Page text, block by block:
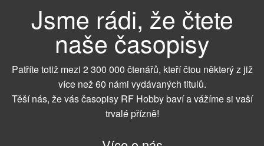
Jsme rádi, že čtete
naše časopisy
Patříte totiž mezi 2 300 000 čtenářů, kteří čtou některý z již
více než 60 námi vydávaných titulů.
Těší nás, že vás časopisy RF Hobby baví a vážíme si vaší
trvalé přízně!